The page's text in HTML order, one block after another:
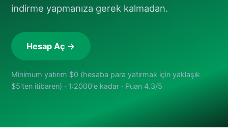
indirme yapmanıza gerek kalmadan.
Hesap Aç →
Minimum yatırım $0 (hesaba para yatırmak için yaklaşık
$5'ten itibaren) · 1:2000'e kadar · Puan 4.3/5